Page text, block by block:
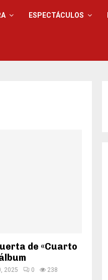
ESPECTÁCULOS
de «Cuarto
2025 0 238